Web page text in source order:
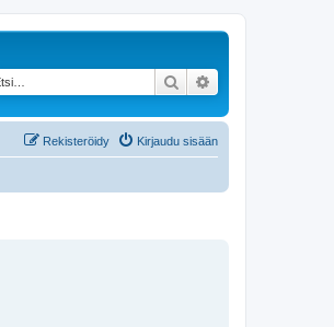
Etsi
Kirjaudu sisään
Rekisteröidy